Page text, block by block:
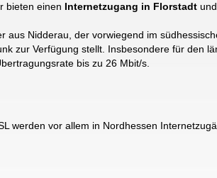
bieten einen Internetzugang in Florstadt
aus Nidderau, der vorwiegend im
zur Verfügung stellt. Insbesondere für den
bis zu 26 Mbit/s.
werden vor allem in Nordhessen